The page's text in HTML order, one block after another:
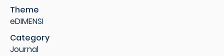
Theme
eDIMENSI
Category
Journal